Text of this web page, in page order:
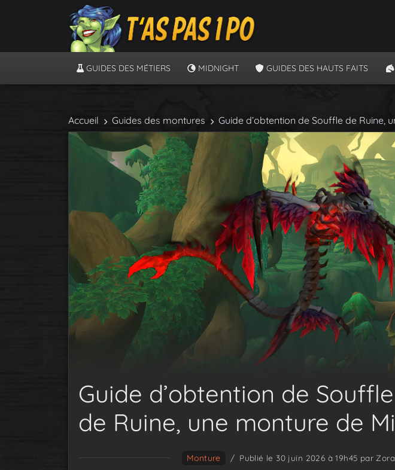
GUIDES DES MÉTIERS MIDNIGHT GUIDES DES HAUTS FAITS
Accueil Guides des montures Guide d’obtention de Souffle de Ruine,
Guide d’obtention de Souffle
de Ruine, une monture de
Monture / Publié le 30 juin 2026 à 19h45 par Zora